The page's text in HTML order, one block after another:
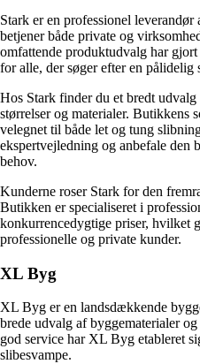
Stark er en professionel
betjener både private og
omfattende produktudvalg har
for alle, der søger efter en pålidelig
Hos Stark finder du et bredt
størrelser og materialer. Butikkens
velegnet til både let og tung
ekspertvejledning og anbefale den
behov.
Kunderne roser Stark for den
Butikken er specialiseret i
konkurrencedygtige priser, hvilket
professionelle og private kunder.
XL Byg
XL Byg er en landsdækkende
brede udvalg af byggematerialer
god service har XL Byg etableret
slibesvampe.